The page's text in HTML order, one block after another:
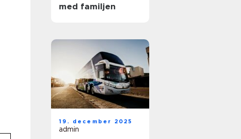
med familjen
19. december 2025
admin